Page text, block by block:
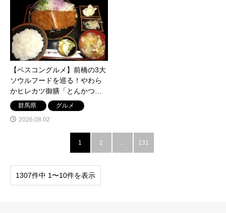
【ベスコングルメ】前橋の3大
ソウルフードを巡る！やわら
かヒレカツ御膳「とんかつ太
郎」や焼きまんじゅう「田中
屋製菓」を紹介
群馬県
グルメ
2026.08.02
1 2 … 131
1307件中 1〜10件を表示